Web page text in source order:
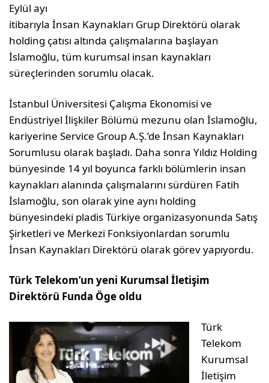
Eylül ayı
itibarıyla İnsan Kaynakları Grup Direktörü olarak
holding çatısı altında çalışmalarına başlayan
İslamoğlu, tüm kurumsal insan kaynakları
süreçlerinden sorumlu olacak.
İstanbul Üniversitesi Çalışma Ekonomisi ve
Endüstriyel İlişkiler Bölümü mezunu olan İslamoğlu,
kariyerine Service Group A.Ş.’de İnsan Kaynakları
Sorumlusu olarak başladı. Daha sonra Yıldız Holding
bünyesinde 14 yıl boyunca farklı bölümlerin insan
kaynakları alanında çalışmalarını sürdüren Fatih
İslamoğlu, son olarak yine aynı holding
bünyesindeki pladis Türkiye organizasyonunda Satış
Şirketleri ve Merkezi Fonksiyonlardan sorumlu
İnsan Kaynakları Direktörü olarak görev yapıyordu.
Türk Telekom’un yeni Kurumsal İletişim
Direktörü Funda Öge oldu
Türk
Telekom
Kurumsal
İletişim